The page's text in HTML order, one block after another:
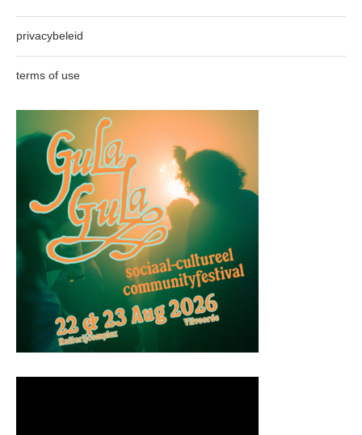
privacybeleid
terms of use